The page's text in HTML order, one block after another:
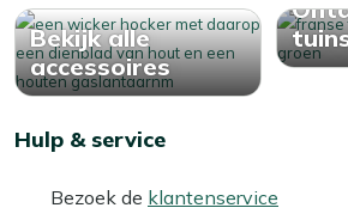
Bekijk alle
accessoires
Hulp & service
Bezoek de klantenservice